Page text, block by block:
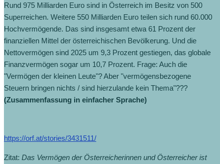
Rund 975 Milliarden Euro sind in Österreich im Besitz von 500
Superreichen. Weitere 550 Milliarden Euro teilen sich rund 60.000
Hochvermögende. Das sind insgesamt etwa 61 Prozent der
finanziellen Mittel der österreichischen Bevölkerung. Und die
Nettovermögen sind 2025 um 9,3 Prozent gestiegen, das globale
Finanzvermögen sogar um 10,7 Prozent. Frage: Auch die
"Vermögen der kleinen Leute"? Aber "vermögensbezogene
Steuern bringen nichts / sind hierzulande kein Thema"???
(Zusammenfassung in einfacher Sprache)
https://orf.at/stories/3431511/
Zitat: Das Vermögen der Österreicherinnen und Österreicher ist